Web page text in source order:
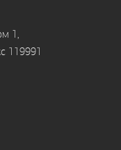
1,
119991